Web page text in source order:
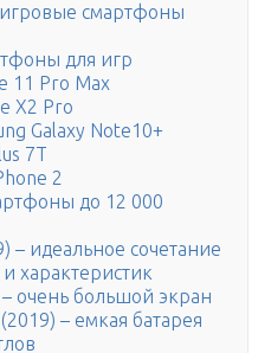
смартфоны
для игр
11 Pro Max
X2 Pro
Galaxy Note10+
7T
2
до 12 000
– идеальное сочетание
характеристик
– очень большой экран
– емкая батарея